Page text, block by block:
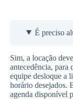
É preciso
Sim, a locação
antecedência, para
equipe desloque a
horário desejados.
agenda disponível